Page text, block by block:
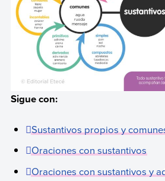
Sigue con:
Sustantivos propios y
Oraciones con sustantivos
Oraciones con sustantivos y